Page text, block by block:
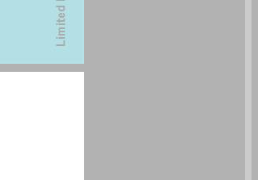
שנות לימוד: ממואר ... 0